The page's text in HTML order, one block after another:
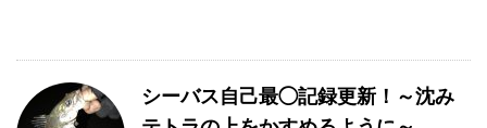
シーバス自己最◯記録更新！～沈み